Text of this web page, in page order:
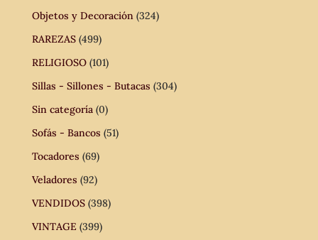
Objetos y Decoración (324)
RAREZAS (499)
RELIGIOSO (101)
Sillas - Sillones - Butacas (304)
Sin categoría (0)
Sofás - Bancos (51)
Tocadores (69)
Veladores (92)
VENDIDOS (398)
VINTAGE (399)